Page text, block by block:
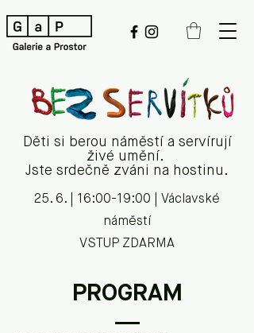
Děti si berou náměstí a servírují
živé umění.
Jste srdečně zváni na hostinu.
25. 6. | 16:00-19:00 | Václavské
náměstí
VSTUP ZDARMA
PROGRAM